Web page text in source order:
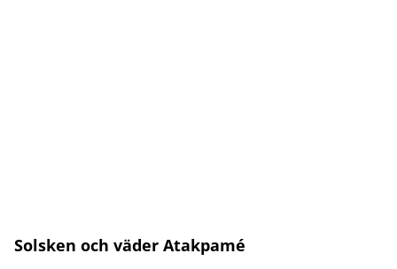
Solsken och väder Atakpamé